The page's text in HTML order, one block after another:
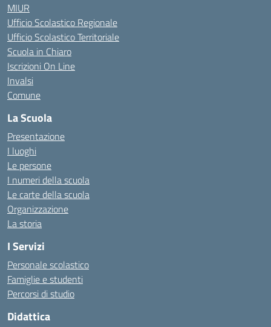
MIUR
Ufficio Scolastico Regionale
Ufficio Scolastico Territoriale
Scuola in Chiaro
Iscrizioni On Line
Invalsi
Comune
La Scuola
Presentazione
I luoghi
Le persone
I numeri della scuola
Le carte della scuola
Organizzazione
La storia
I Servizi
Personale scolastico
Famiglie e studenti
Percorsi di studio
Didattica